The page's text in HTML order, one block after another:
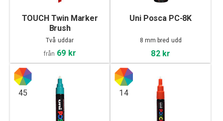
TOUCH Twin Marker
Brush
Två uddar
från 69 kr
Uni Posca PC-8K
8 mm bred udd
82 kr
45 14